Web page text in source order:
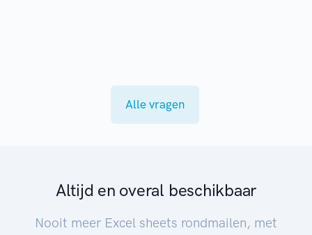
Alle vragen
Altijd en overal beschikbaar
Nooit meer Excel sheets rondmailen, met